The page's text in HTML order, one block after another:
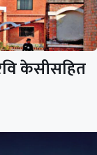
केसीसहित